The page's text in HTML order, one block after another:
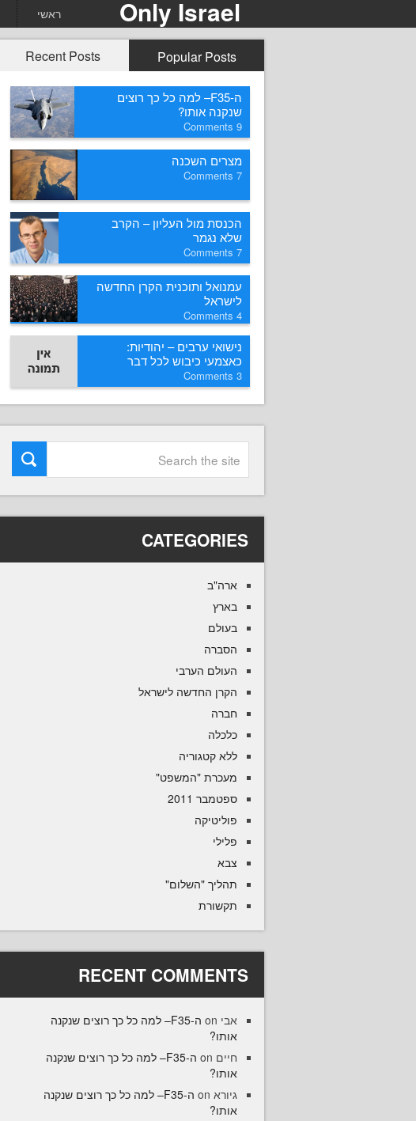
ראשי Only Israel
Popular Posts
Recent Posts
ה-F35– למה כל כך רוצים
שנקנה אותו?
9
מצרים השכנה
7
הכנסת מול העליון – הקרב
שלא נגמר
7
עמנואל ותוכנית הקרן החדשה
לישראל
4
נישואי ערבים – יהודיות:
כאצמעי כיבוש לכל דבר
3
CATEGORIES
ארה"ב
בארץ
בעולם
הסברה
העולם הערבי
הקרן החדשה לישראל
חברה
כלכלה
ללא קטגוריה
מעכרת "המשפט"
ספטמבר 2011
פוליטיקה
פלילי
צבא
תהליך "השלום"
תקשורת
RECENT COMMENTS
אבי
ה-F35– למה כל כך רוצים שנקנה
אותו?
חיים
ה-F35– למה כל כך רוצים שנקנה
אותו?
גיורא
ה-F35– למה כל כך רוצים שנקנה
אותו?